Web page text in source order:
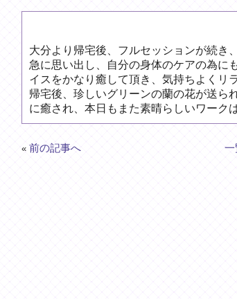
大分より帰宅後、フルセッションが続き
急に思い出し、自分の身体のケアの為に
イスをかなり癒して頂き、気持ちよくリ
帰宅後、珍しいグリーンの蘭の花が送ら
に癒され、本日もまた素晴らしいワーク
« 前の記事へ 一